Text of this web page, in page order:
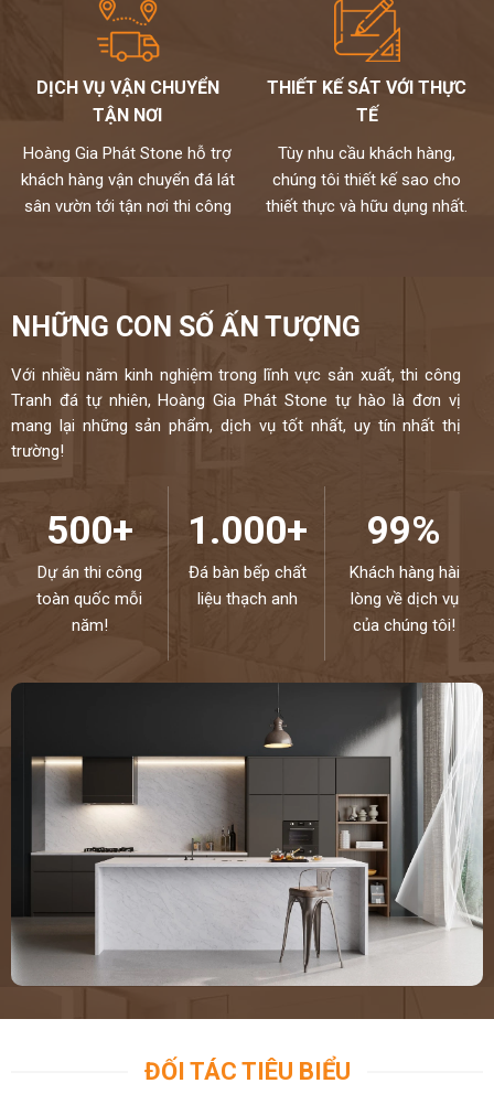
Chúng tôi không bán lẻ đá tấm chỉ nhận gia công chế tác và lắp đặt
theo yêu cầu cho khách hàng nên không phải qua trung gian
Chất lượng,thi công chuyên nghiệp,đội ngũ thợ tay nghề cao đã
được tuyển chọn.
Đặc biệt sản phẩm được bảo hành đến 18 năm chống ố,chống
ngấm..quý khách sẽ được bảo dưỡng định kỳ 6 tháng một lần và khi
có vấn đề gì sẽ có bộ phận kỹ thuật đến xử lí cho khách hàng trong
vòng 24h,tất cả thành phẩm của chúng tôi sẽ được lưu bảo hành
trên máy tính,chúng tôi sẽ luôn đồng hành cùng khách hàng.
thi công đá bàn bếp số 1 tại Hà Nội
NIỀM TIN CỦA KHÁCH LÀ HẠNH PHÚC CỦA CHÚNG TÔI - HÂN
ĐƯỢC PHỤC VỤ QUÝ KHÁCH – HOTLINE:
0972101656 -
0946916986
DỊCH VỤ VẬN CHUYỂN
TẬN NƠI
Hoàng Gia Phát Stone hỗ trợ
khách hàng vận chuyển đá lát
sân vườn tới tận nơi thi công
THIẾT KẾ SÁT VỚI THỰC
TẾ
Tùy nhu cầu khách hàng,
chúng tôi thiết kế sao cho
thiết thực và hữu dụng nhất.
NHỮNG CON SỐ ẤN TƯỢNG
Với nhiều năm kinh nghiệm trong lĩnh vực sản xuất, thi công
Tranh đá tự nhiên, Hoàng Gia Phát Stone tự hào là đơn vị
mang lại những sản phẩm, dịch vụ tốt nhất, uy tín nhất thị
trường!
500+
Dự án thi công
toàn quốc mỗi
năm!
1.000+
Đá bàn bếp chất
liệu thạch anh
99%
Khách hàng hài
lòng về dịch vụ
của chúng tôi!
ĐỐI TÁC TIÊU BIỂU